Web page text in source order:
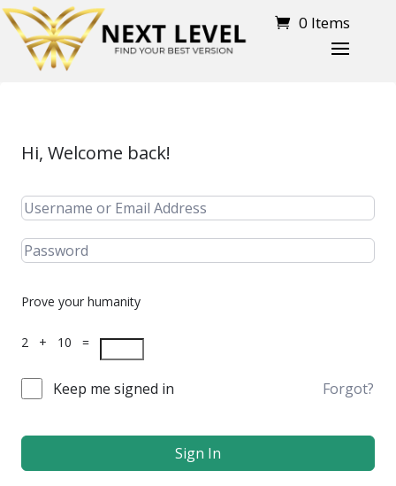
0 Items
Hi, Welcome back!
Prove your humanity
2 + 10 =
Keep me signed in Forgot?
Sign In